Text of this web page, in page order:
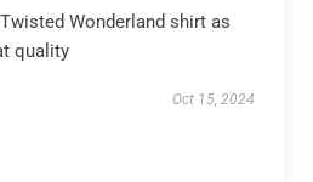
Wonderland shirt as
quality
Oct 15, 2024